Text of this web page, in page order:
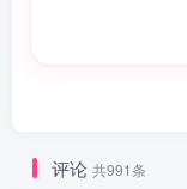
评论 共991条